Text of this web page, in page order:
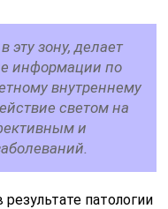
эту зону, делает
информации по
внутреннему
светом на
и
патологии